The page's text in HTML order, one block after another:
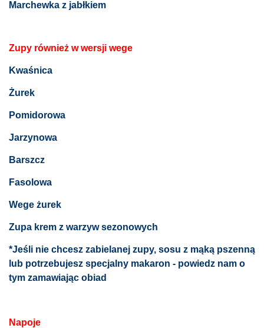
Marchewka z jabłkiem
Zupy również w wersji wege
Kwaśnica
Żurek
Pomidorowa
Jarzynowa
Barszcz
Fasolowa
Wege żurek
Zupa krem z warzyw sezonowych
*Jeśli nie chcesz zabielanej zupy, sosu z mąką pszenną
lub potrzebujesz specjalny makaron - powiedz nam o
tym zamawiając obiad
Napoje